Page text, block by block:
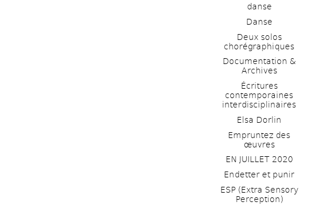
danse
Danse
Deux solos
chorégraphiques
Documentation &
Archives
Écritures
contemporaines
interdisciplinaires
Elsa Dorlin
Empruntez des
œuvres
EN JUILLET 2020
Endetter et punir
ESP (Extra Sensory
Perception)